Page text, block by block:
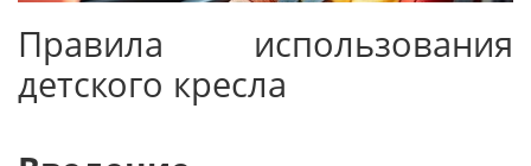
Правила использования
детского кресла